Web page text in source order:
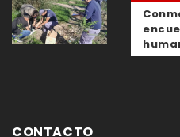
CONTACTO